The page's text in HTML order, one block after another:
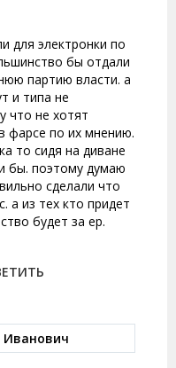
для электронки по
бы отдали
партию власти. а
и типа не
что не хотят
фарсе по их мнению.
то сидя на диване
бы. поэтому думаю
сделали что
а из тех кто придет
будет за ер.
Иванович